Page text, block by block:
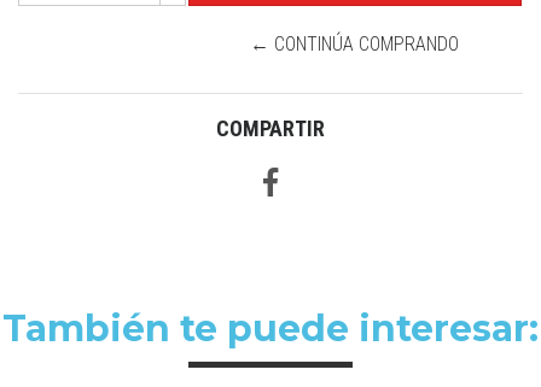
← CONTINÚA COMPRANDO
COMPARTIR
También te puede interesar: